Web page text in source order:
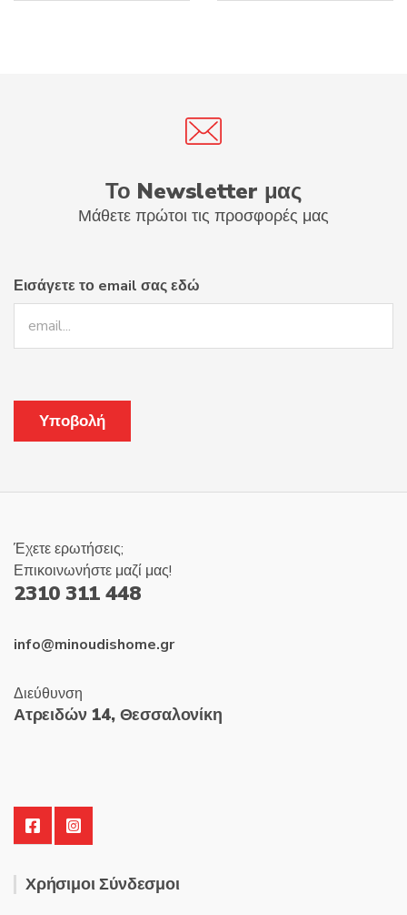
17.36€.
Το Newsletter μας
Μάθετε πρώτοι τις προσφορές μας
Εισάγετε το email σας εδώ
Έχετε ερωτήσεις;
Επικοινωνήστε μαζί μας!
2310 311 448
info@minoudishome.gr
Διεύθυνση
Ατρειδών 14, Θεσσαλονίκη
Χρήσιμοι Σύνδεσμοι